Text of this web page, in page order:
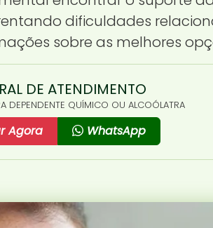
dificuldades
sobre as melhores
DE ATENDIMENTO
DEPENDENTE QUÍMICO OU ALCOÓLATRA
Agora WhatsApp